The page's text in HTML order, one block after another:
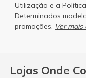
Lojas Onde
Utilização e a
Determinados
promoções. Ver mais